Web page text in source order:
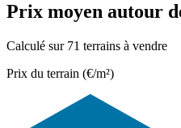
Prix moyen autour
Calculé sur 71 terrains à vendre
Prix du terrain (€/m²)